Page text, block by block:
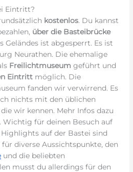
Eintritt?
kostenlos. Du kannst
über die Basteibrücke
Geländes ist abgesperrt. Es ist
Neurathen. Die ehemalige
Freilichtmuseum geführt und
Eintritt möglich. Die
fanden wir verwirrend. Es
nichts mit den üblichen
wir kennen. Mehr Infos dazu
für deinen Besuch auf
auf der Bastei sind
diverse Aussichtspunkte, den
und die beliebten
musst du allerdings für den